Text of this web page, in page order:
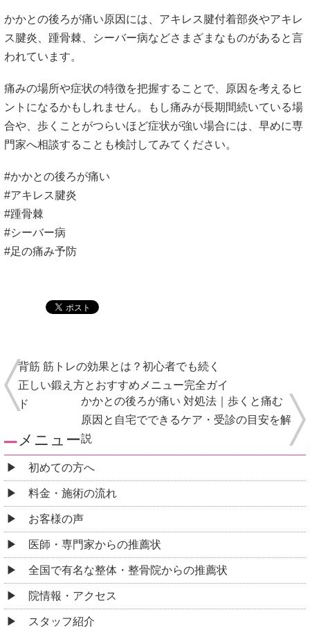
かかとの後ろが痛い原因には、アキレス腱付着部炎やアキレ
ス腱炎、踵骨棘、シーバー病などさまざまなものがあると言
われています。
痛みの場所や症状の特徴を把握することで、原因を考えるヒ
ントになるかもしれません。もし痛みが長期間続いている場
合や、歩くことがつらいほど症状が強い場合には、早めに専
門家へ相談することも検討してみてください。
#かかとの後ろが痛い
#アキレス腱炎
#踵骨棘
#シーバー病
#足の痛み予防
背筋 筋トレの効果とは？初心者でも続く
正しい鍛え方とおすすめメニュー完全ガイ
ド
かかとの後ろが痛い 対処法｜歩くと痛む
原因と自宅でできるケア・受診の目安を解
説
メニュー
初めての方へ
料金・施術の流れ
お客様の声
医師・専門家からの推薦状
全国で有名な整体・整骨院からの推薦状
院情報・アクセス
スタッフ紹介